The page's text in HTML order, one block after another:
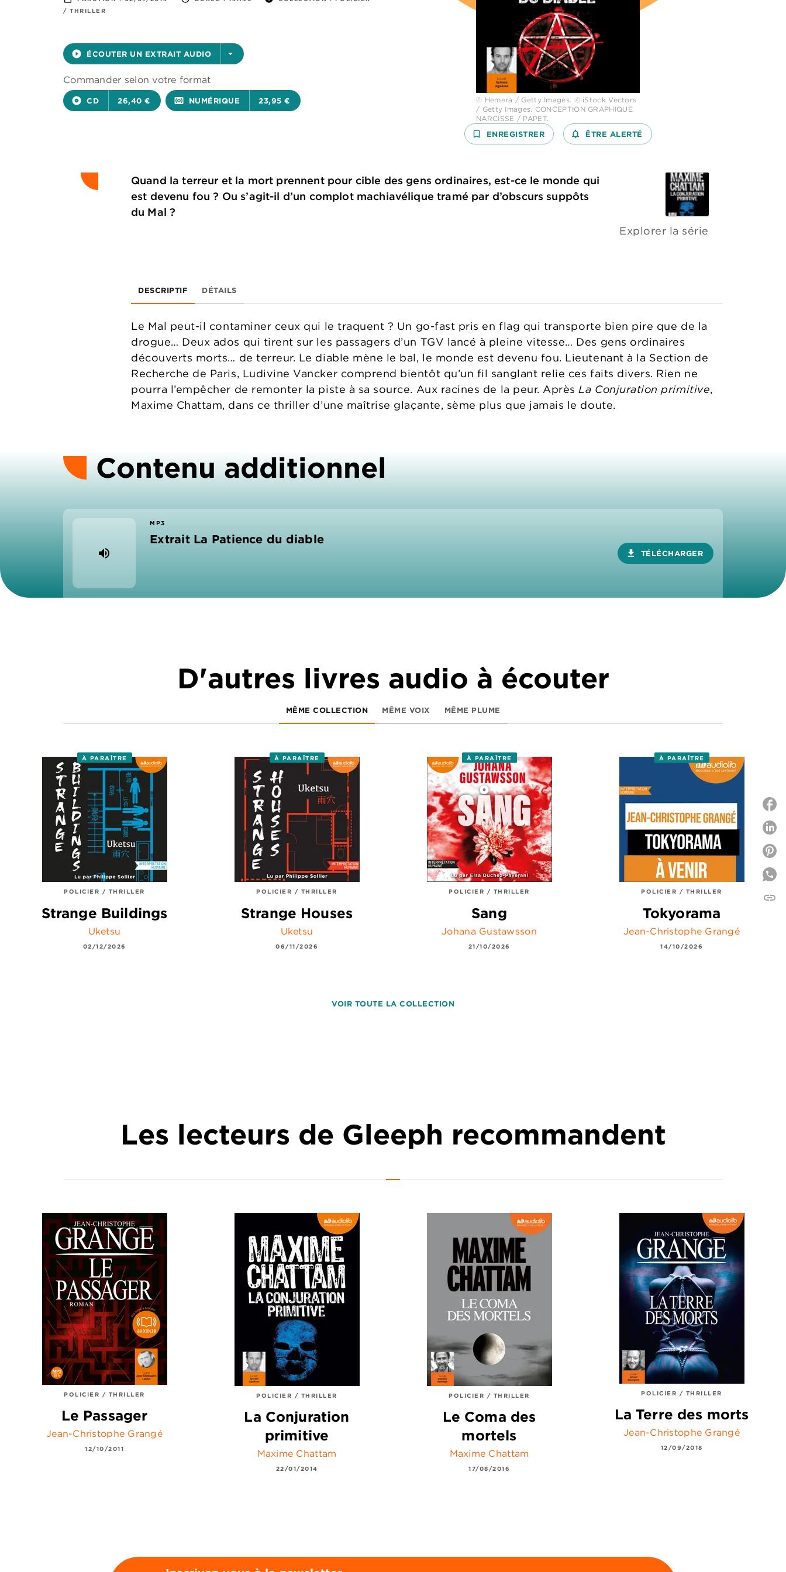
/ THRILLER
play_circle_filled ÉCOUTER UN EXTRAIT AUDIO arrow_drop_down
Commander selon votre format
album CD 26,40 € surround_sound NUMÉRIQUE 23,95 €
© Hemera / Getty Images. © iStock Vectors
/ Getty Images. CONCEPTION GRAPHIQUE
NARCISSE / PAPET.
bookmark_border ENREGISTRER notifications_none_outlined
ÊTRE ALERTÉ
Quand la terreur et la mort prennent pour cible des gens ordinaires, est-ce le monde qui
est devenu fou ? Ou s’agit-il d’un complot machiavélique tramé par d’obscurs suppôts
du Mal ?
Explorer la série
DESCRIPTIF DÉTAILS
Le Mal peut-il contaminer ceux qui le traquent ? Un go-fast pris en flag qui transporte bien pire que de la
drogue… Deux ados qui tirent sur les passagers d’un TGV lancé à pleine vitesse… Des gens ordinaires
découverts morts… de terreur. Le diable mène le bal, le monde est devenu fou. Lieutenant à la Section de
Recherche de Paris, Ludivine Vancker comprend bientôt qu’un fil sanglant relie ces faits divers. Rien ne
pourra l’empêcher de remonter la piste à sa source. Aux racines de la peur. AprèsLa Conjuration primitive,
Maxime Chattam, dans ce thriller d’une maîtrise glaçante, sème plus que jamais le doute.
Contenu additionnel
volume_up
MP3
Extrait La Patience du diable
download TÉLÉCHARGER
D'autres livres audio à écouter
MÊME COLLECTION MÊME VOIX MÊME PLUME
À PARAÎTRE
POLICIER / THRILLER
Strange Buildings
Uketsu
02/12/2026
À PARAÎTRE
POLICIER / THRILLER
Strange Houses
Uketsu
06/11/2026
À PARAÎTRE
POLICIER / THRILLER
Sang
Johana Gustawsson
21/10/2026
À PARAÎTRE
POLICIER / THRILLER
Tokyorama
Jean-Christophe Grangé
14/10/2026
VOIR TOUTE LA COLLECTION
Les lecteurs de Gleeph recommandent
POLICIER / THRILLER
Le Passager
Jean-Christophe Grangé
12/10/2011
POLICIER / THRILLER
La Conjuration
primitive
Maxime Chattam
22/01/2014
POLICIER / THRILLER
Le Coma des
mortels
Maxime Chattam
17/08/2016
POLICIER / THRILLER
La Terre des morts
Jean-Christophe Grangé
12/09/2018
link